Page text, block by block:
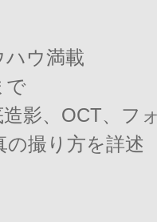
ハウ満載
で
影、OCT、フ
の撮り方を詳述